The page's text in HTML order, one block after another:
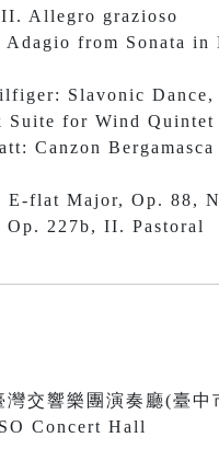
Allegro grazioso
from Sonata
Slavonic
Suite for Wind Quintet
Canzon Bergamasca
E-flat Major, Op. 88,
227b, II. Pastoral
交響樂團演奏廳(臺中
Concert Hall